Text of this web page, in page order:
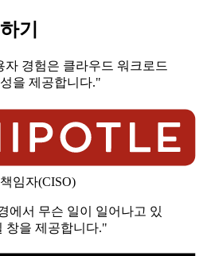
기
자 경험은 클라우드 워크로드
을 제공합니다."
임자(CISO)
에서 무슨 일이 일어나고 있
창을 제공합니다."